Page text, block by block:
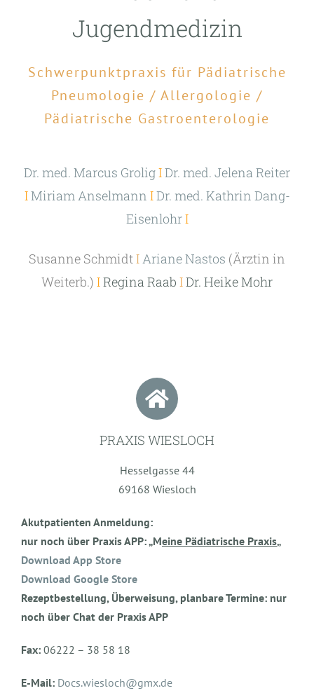
Jugendmedizin
Schwerpunktpraxis für Pädiatrische
Pneumologie / Allergologie /
Pädiatrische Gastroenterologie
Dr. med. Marcus GroligIDr. med. Jelena Reiter
IMiriam Anselmann IDr. med. Kathrin Dang-
EisenlohrI
Susanne Schmidt I Ariane Nastos (Ärztin in
Weiterb.) IRegina Raab IDr. Heike Mohr
PRAXIS WIESLOCH
Hesselgasse 44
69168 Wiesloch
Akutpatienten Anmeldung:
nur noch über Praxis APP: „Meine Pädiatrische Praxis„
Download App Store
Download Google Store
Rezeptbestellung, Überweisung, planbare Termine: nur
noch über Chat der Praxis APP
Fax:06222 – 38 58 18
E-Mail: Docs.wiesloch@gmx.de